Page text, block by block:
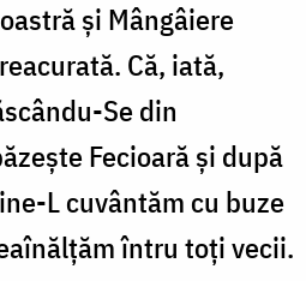
şi Mângâiere
Că, iată,
Se din
Fecioară şi după
L cuvântăm cu buze
întru toţi vecii.